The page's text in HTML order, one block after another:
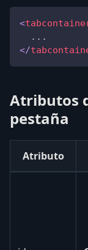
<
  ...
</
Atributos
pestaña
Atributo